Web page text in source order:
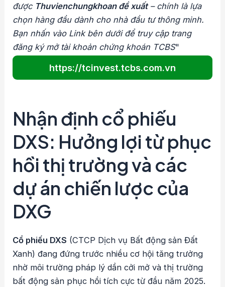
được Thuvienchungkhoan đề xuất– chính là lựa
chọn hàng đầu dành cho nhà đầu tư thông minh.
Bạn nhấn vào Link bên dưới để truy cập trang
đăng ký mở tài khoản chứng khoán TCBS"
https://tcinvest.tcbs.com.vn
Nhận định cổ phiếu
DXS: Hưởng lợi từ phục
hồi thị trường và các
dự án chiến lược của
DXG
Cổ phiếu DXS (CTCP Dịch vụ Bất động sản Đất
Xanh) đang đứng trước nhiều cơ hội tăng trưởng
nhờ môi trường pháp lý dần cởi mở và thị trường
bất động sản phục hồi tích cực từ đầu năm 2025.